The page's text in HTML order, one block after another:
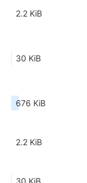
2.2 KiB
30 KiB
676 KiB
2.2 KiB